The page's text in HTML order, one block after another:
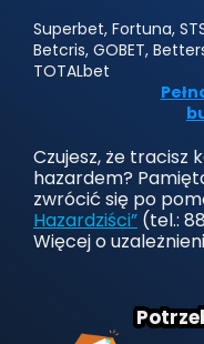
Superbet, Fortuna,
Betcris, GOBET,
TOTALbet
Czujesz, że tracisz
hazardem?
zwrócić się po
Hazardziści” (tel.:
Więcej o